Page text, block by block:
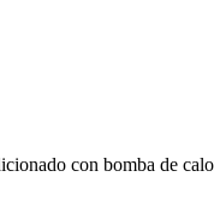
con bomba de